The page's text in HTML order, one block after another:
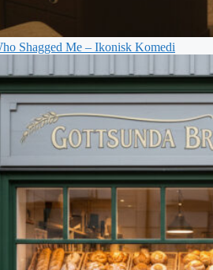
Shagged Me – Ikonisk Komedi